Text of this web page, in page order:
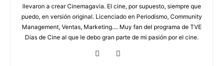
llevaron a crear Cinemagavia. El cine, por supuesto, siempre que
puedo, en versión original. Licenciado en Periodismo, Community
Management, Ventas, Marketing.... Muy fan del programa de TVE
Días de Cine al que le debo gran parte de mi pasión por el cine.